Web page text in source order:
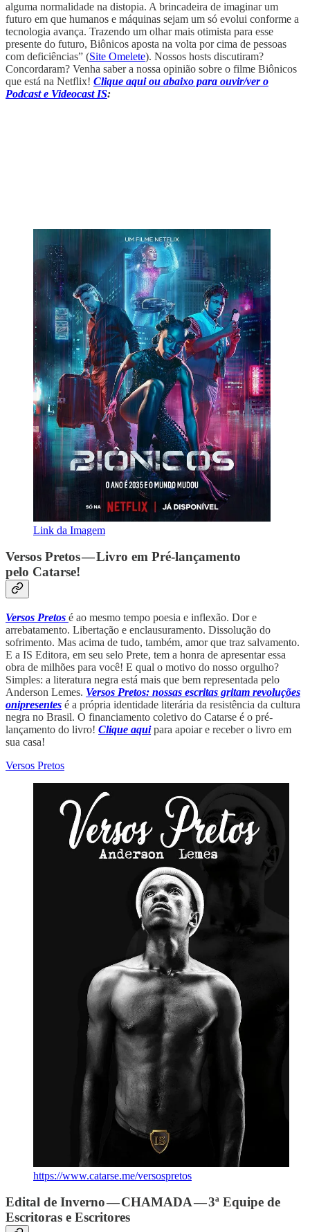
alguma normalidade na distopia. A brincadeira de imaginar um
futuro em que humanos e máquinas sejam um só evolui conforme a
tecnologia avança. Trazendo um olhar mais otimista para esse
presente do futuro, Biônicos aposta na volta por cima de pessoas
com deficiências” (Site Omelete). Nossos hosts discutiram?
Concordaram? Venha saber a nossa opinião sobre o filme Biônicos
que está na Netflix! Clique aqui ou abaixo para ouvir/ver o
Podcast e Videocast IS:
Link da Imagem
Versos Pretos — Livro em Pré-lançamento
pelo Catarse!
Versos Pretos é ao mesmo tempo poesia e inflexão. Dor e
arrebatamento. Libertação e enclausuramento. Dissolução do
sofrimento. Mas acima de tudo, também, amor que traz salvamento.
E a IS Editora, em seu selo Prete, tem a honra de apresentar essa
obra de milhões para você! E qual o motivo do nosso orgulho?
Simples: a literatura negra está mais que bem representada pelo
Anderson Lemes. Versos Pretos: nossas escritas gritam revoluções
onipresentes é a própria identidade literária da resistência da cultura
negra no Brasil. O financiamento coletivo do Catarse é o pré-
lançamento do livro! Clique aqui para apoiar e receber o livro em
sua casa!
Versos Pretos
https://www.catarse.me/versospretos
Edital de Inverno — CHAMADA — 3ª Equipe de
Escritoras e Escritores